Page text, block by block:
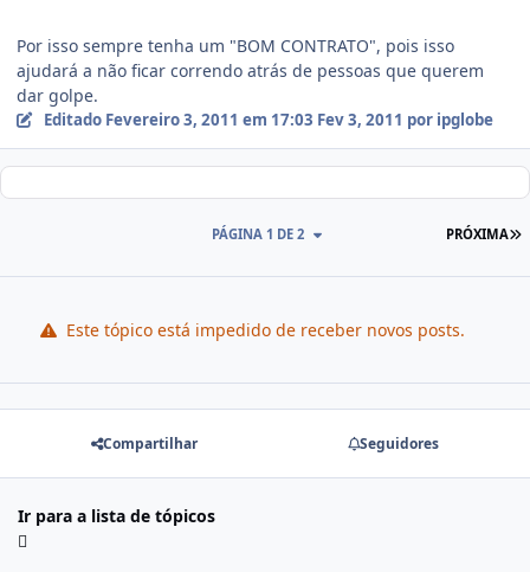
Por isso sempre tenha um "BOM CONTRATO", pois isso
ajudará a não ficar correndo atrás de pessoas que querem
dar golpe.
Editado Fevereiro 3, 2011 em 17:03 Fev 3, 2011 por ipglobe
PRÓXIMA
PÁGINA 1 DE 2
Este tópico está impedido de receber novos posts.
Compartilhar Seguidores
Ir para a lista de tópicos